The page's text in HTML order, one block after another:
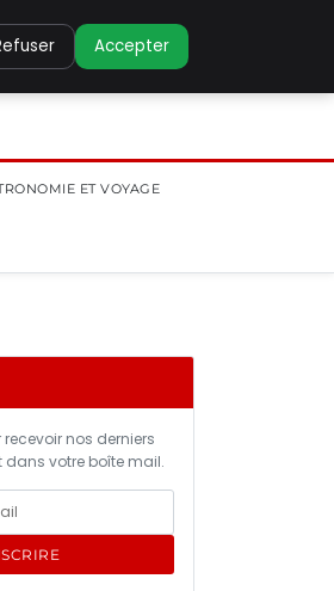
ET VOYAGE
nos derniers
votre boîte mail.
Accepter